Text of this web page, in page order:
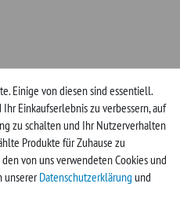
Einige von diesen sind essentiell.
Einkaufserlebnis zu verbessern, auf
zu schalten und Ihr Nutzerverhalten
Produkte für Zuhause zu
von uns verwendeten Cookies und
unsererDaten­schutz­erklärung und